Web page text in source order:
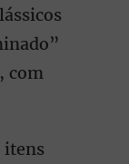
com
itens